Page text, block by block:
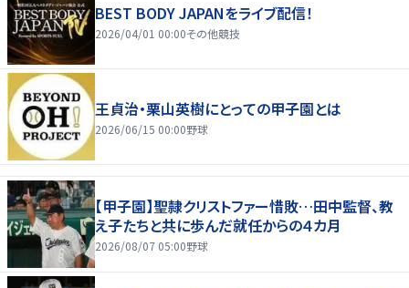
BEST BODY JAPANをライブ配信！
2026/04/01 00:00その他競技
王貞治・栗山英樹にとっての甲子園とは
2026/06/15 00:00野球
【甲子園】聖隷クリストファー惜敗…田中監督、教
え子たちと共に歩んだ就任からの４カ月
2026/08/07 05:00野球